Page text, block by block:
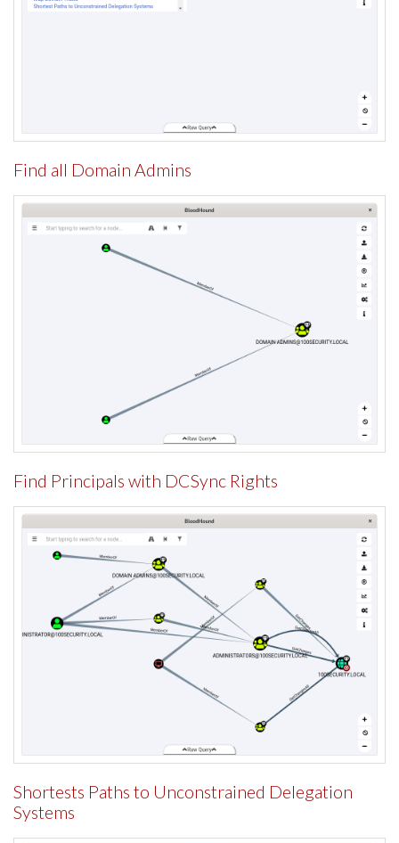
Find all Domain Admins
Find Principals with DCSync Rights
Shortests Paths to Unconstrained Delegation
Systems